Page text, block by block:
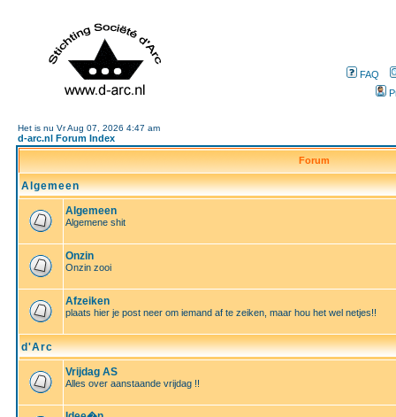
FAQ
Het is nu Vr Aug 07, 2026 4:47 am
d-arc.nl Forum Index
Forum
Algemeen
Algemeen
Algemene shit
Onzin
Onzin zooi
Afzeiken
plaats hier je post neer om iemand af te zeiken, maar hou het wel netjes!!
d'Arc
Vrijdag AS
Alles over aanstaande vrijdag !!